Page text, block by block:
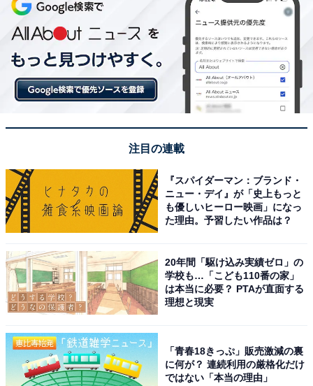
注目の連載
『スパイダーマン：ブランド・
ニュー・デイ』が「史上もっと
も優しいヒーロー映画」になっ
た理由。予習したい作品は？
20年間「駆け込み実績ゼロ」の
学校も…「こども110番の家」
は本当に必要？ PTAが直面する
理想と現実
「青春18きっぷ」販売激減の裏
に何が？ 連続利用の厳格化だけ
ではない「本当の理由」